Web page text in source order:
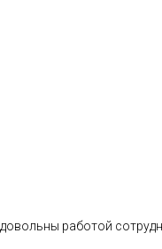
работой